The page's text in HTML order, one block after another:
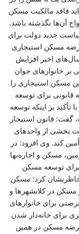
فاقد مالکیت مسکن
آن‌ها نگذشته باشد.
جدید دولت برای
مسکن استیجاری
اخیر افزایش
خانوارهای جوان
مسکن استیجاری را
برای توسعه
تأکید بر اینکه توسعه
گفت: قانون استیجار
است بخشی از واحدهای
کند. وی افزود: در
مسکن و اجاره‌بها
توسعه مسکن
کرد: مسکن
مسکن در کلانشهرها و
برای خانوارهای
برای خانه‌دار شدن
عرضه مسکن در همین